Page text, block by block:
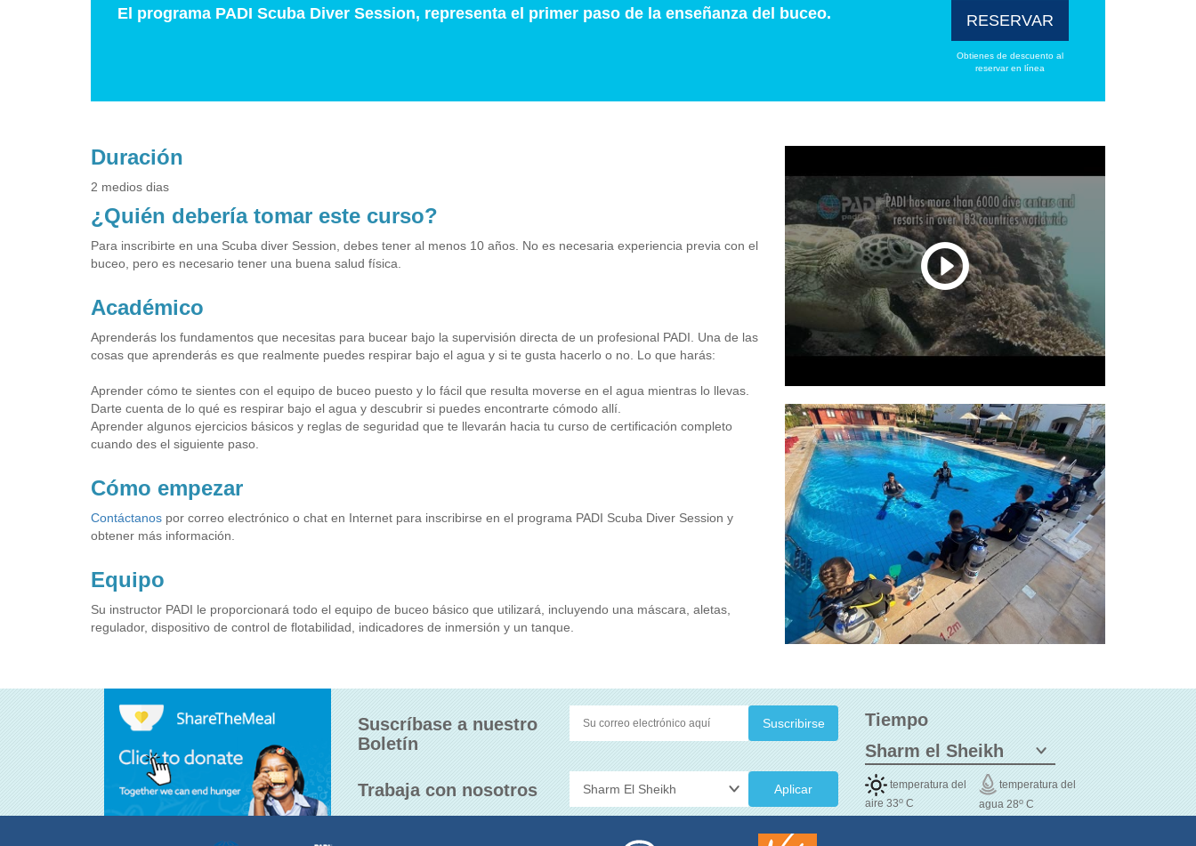
El programa PADI Scuba Diver Session, representa el primer paso de la enseñanza del buceo. RESERVAR
Obtienes de descuento al
reservar en línea
Duración
2 medios dias
¿Quién debería tomar este curso?
Para inscribirte en una Scuba diver Session, debes tener al menos 10 años. No es necesaria experiencia previa con el
buceo, pero es necesario tener una buena salud física.
Académico
Aprenderás los fundamentos que necesitas para bucear bajo la supervisión directa de un profesional PADI. Una de las
cosas que aprenderás es que realmente puedes respirar bajo el agua y si te gusta hacerlo o no. Lo que harás:
Aprender cómo te sientes con el equipo de buceo puesto y lo fácil que resulta moverse en el agua mientras lo llevas.
Darte cuenta de lo qué es respirar bajo el agua y descubrir si puedes encontrarte cómodo allí.
Aprender algunos ejercicios básicos y reglas de seguridad que te llevarán hacia tu curso de certificación completo
cuando des el siguiente paso.
Cómo empezar
Contáctanos por correo electrónico o chat en Internet para inscribirse en el programa PADI Scuba Diver Session y
obtener más información.
Equipo
Su instructor PADI le proporcionará todo el equipo de buceo básico que utilizará, incluyendo una máscara, aletas,
regulador, dispositivo de control de flotabilidad, indicadores de inmersión y un tanque.
Suscríbase a nuestro
Boletín
Trabaja con nosotros Aplicar
Tiempo
temperatura del
aire 33o C
temperatura del
agua 28oC